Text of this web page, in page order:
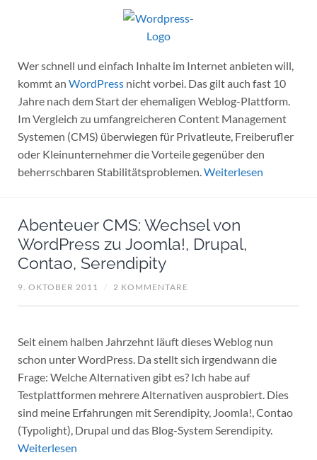
Wer schnell und einfach Inhalte im Internet anbieten will,
kommt an WordPressnicht vorbei. Das gilt auch fast 10
Jahre nach dem Start der ehemaligen Weblog-Plattform.
Im Vergleich zu umfangreicheren Content Management
Systemen (CMS) überwiegen für Privatleute, Freiberufler
oder Kleinunternehmer die Vorteile gegenüber den
beherrschbaren Stabilitätsproblemen. Weiterlesen
Abenteuer CMS: Wechsel von
WordPress zu Joomla!, Drupal,
Contao, Serendipity
9. OKTOBER 2011 / 2 KOMMENTARE
Seit einem halben Jahrzehnt läuft dieses Weblog nun
schon unter WordPress. Da stellt sich irgendwann die
Frage: Welche Alternativen gibt es? Ich habe auf
Testplattformen mehrere Alternativen ausprobiert. Dies
sind meine Erfahrungen mit Serendipity, Joomla!, Contao
(Typolight), Drupal und das Blog-System Serendipity.
Weiterlesen